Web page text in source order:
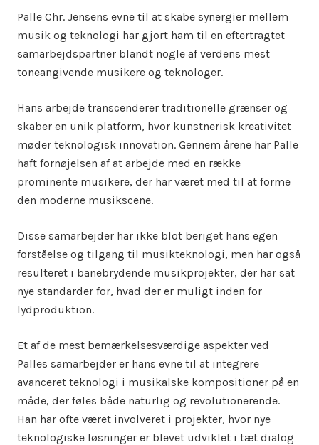
Palle Chr. Jensens evne til at skabe synergier mellem
musik og teknologi har gjort ham til en eftertragtet
samarbejdspartner blandt nogle af verdens mest
toneangivende musikere og teknologer.
Hans arbejde transcenderer traditionelle grænser og
skaber en unik platform, hvor kunstnerisk kreativitet
møder teknologisk innovation. Gennem årene har Palle
haft fornøjelsen af at arbejde med en række
prominente musikere, der har været med til at forme
den moderne musikscene.
Disse samarbejder har ikke blot beriget hans egen
forståelse og tilgang til musikteknologi, men har også
resulteret i banebrydende musikprojekter, der har sat
nye standarder for, hvad der er muligt inden for
lydproduktion.
Et af de mest bemærkelsesværdige aspekter ved
Palles samarbejder er hans evne til at integrere
avanceret teknologi i musikalske kompositioner på en
måde, der føles både naturlig og revolutionerende.
Han har ofte været involveret i projekter, hvor nye
teknologiske løsninger er blevet udviklet i tæt dialog